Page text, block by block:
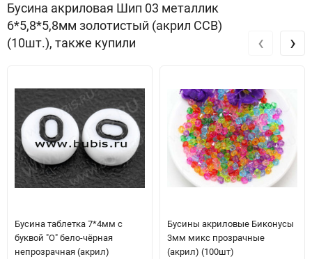
Бусина акриловая Шип 03 металлик
6*5,8*5,8мм золотистый (акрил CCB)
(10шт.), также купили
Бусина таблетка 7*4мм с
буквой "O" бело-чёрная
непрозрачная (акрил)
Бусины акриловые Биконусы
3мм микс прозрачные
(акрил) (100шт)
‹ ›